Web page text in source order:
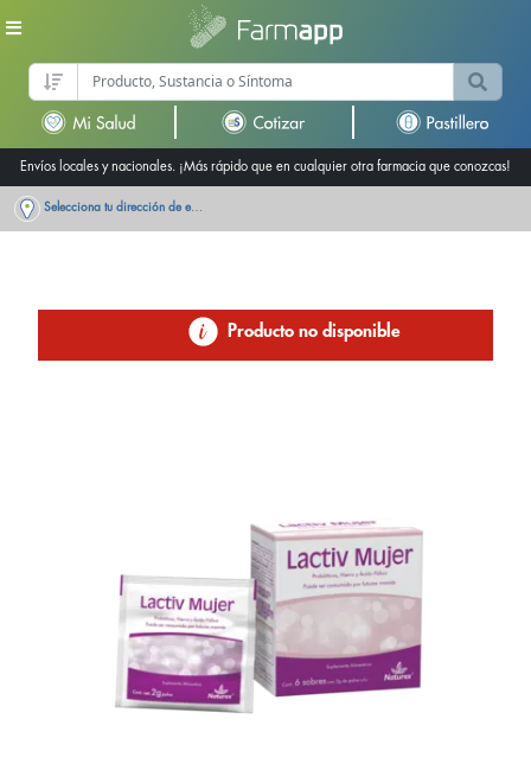
Envíos locales y nacionales. ¡Más rápido que en cualquier otra farmacia que conozcas!
Selecciona tu dirección de entrega
Producto no disponible